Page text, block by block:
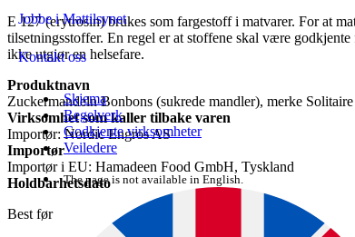
Jobbe i Mattilsynet
Kontakt oss
Skjema
Regelverk
Godkjente virksomheter
Veiledere
The page is not available in English.
E 127 (erytrosin) brukes som fargestoff i matvarer. For at
tilsetningsstoffer. En regel er at stoffene skal være
ikke utgjør en helsefare.
Produktnavn
Zuckermandeln Bonbons (sukrede mandler), merke Solitaire
Virksomhet som kaller tilbake varen
Importør: Nordic Engros AS
Importør
Importør i EU: Hamadeen Food GmbH, Tyskland
Holdbarhetsdato
Best før